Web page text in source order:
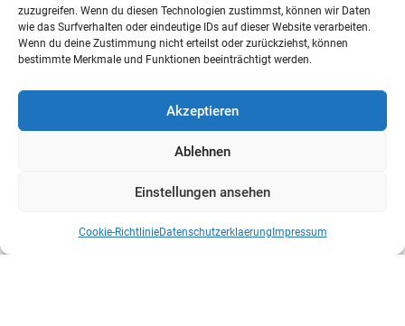
zuzugreifen. Wenn du diesen Technologien zustimmst, können wir Daten
wie das Surfverhalten oder eindeutige IDs auf dieser Website verarbeiten.
Wenn du deine Zustimmung nicht erteilst oder zurückziehst, können
bestimmte Merkmale und Funktionen beeinträchtigt werden.
Akzeptieren
Ablehnen
Einstellungen ansehen
Cookie-RichtlinieDatenschutzerklaerung Impressum